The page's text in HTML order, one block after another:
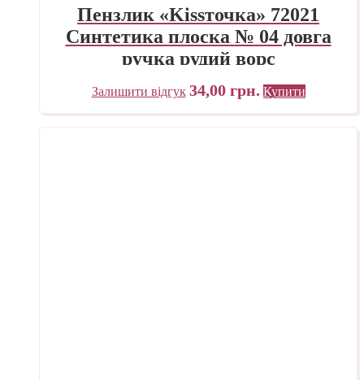
Пензлик «Kissточка» 72021
Синтетика плоска № 04 довга
ручка рудий ворс
Залишити відгук 34,00 грн. Купити